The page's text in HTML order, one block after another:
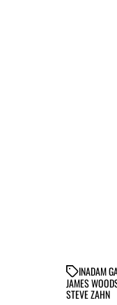
INADAM
JAMES
STEVE ZAHN